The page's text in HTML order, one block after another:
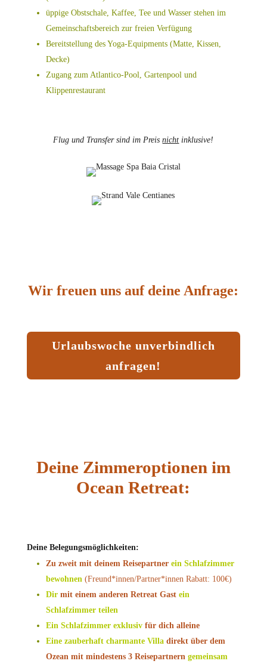
üppige Obstschale, Kaffee, Tee und Wasser stehen im
Gemeinschaftsbereich zur freien Verfügung
Bereitstellung des Yoga-Equipments (Matte, Kissen,
Decke)
Zugang zum Atlantico-Pool, Gartenpool und
Klippenrestaurant
Flug und Transfer sind im Preisnicht inklusive!
Wir freuen uns auf deine Anfrage:
Urlaubswoche unverbindlich
anfragen!
Deine Zimmeroptionen im
Ocean Retreat:
Deine Belegungsmöglichkeiten:
Zu zweit mit deinem Reisepartner ein Schlafzimmer
bewohnen (Freund*innen/Partner*innen Rabatt: 100€)
Dir mit einem anderen Retreat Gast ein
Schlafzimmer teilen
Ein Schlafzimmer exklusiv für dich alleine
Eine zauberhaft charmante Villadirekt über dem
Ozean mit mindestens 3 Reisepartnern gemeinsam